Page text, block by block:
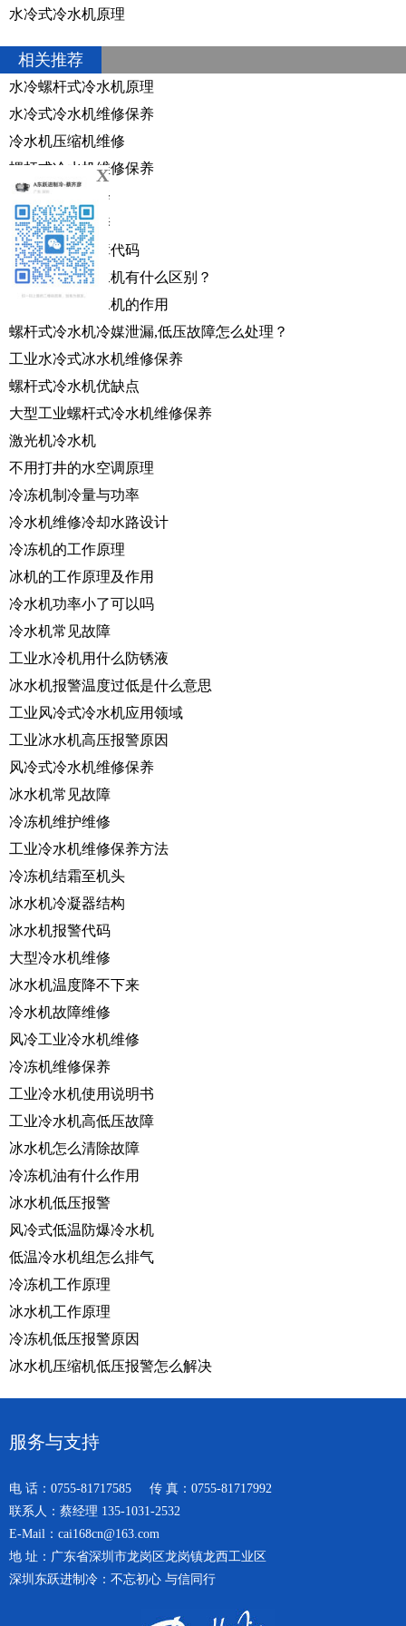
水冷式冷水机原理
相关推荐
水冷螺杆式冷水机原理
水冷式冷水机维修保养
冷水机压缩机维修
螺杆式冷水机维修保养
工业冷冻机维修
冰水机维修保养
工业冷水机故障代码
螺杆与涡旋冰水机有什么区别？
工业水冷式冷水机的作用
螺杆式冷水机冷媒泄漏,低压故障怎么处理？
工业水冷式冰水机维修保养
螺杆式冷水机优缺点
大型工业螺杆式冷水机维修保养
激光机冷水机
不用打井的水空调原理
冷冻机制冷量与功率
冷水机维修冷却水路设计
冷冻机的工作原理
冰机的工作原理及作用
冷水机功率小了可以吗
冷水机常见故障
工业水冷机用什么防锈液
冰水机报警温度过低是什么意思
工业风冷式冷水机应用领域
工业冰水机高压报警原因
风冷式冷水机维修保养
冰水机常见故障
冷冻机维护维修
工业冷水机维修保养方法
冷冻机结霜至机头
冰水机冷凝器结构
冰水机报警代码
大型冷水机维修
冰水机温度降不下来
冷水机故障维修
风冷工业冷水机维修
冷冻机维修保养
工业冷水机使用说明书
工业冷水机高低压故障
冰水机怎么清除故障
冷冻机油有什么作用
冰水机低压报警
风冷式低温防爆冷水机
低温冷水机组怎么排气
冷冻机工作原理
冰水机工作原理
冷冻机低压报警原因
冰水机压缩机低压报警怎么解决
服务与支持
电 话：0755-81717585 传 真：0755-81717992
联系人：蔡经理 135-1031-2532
E-Mail：cai168cn@163.com
地 址：广东省深圳市龙岗区龙岗镇龙西工业区
深圳东跃进制冷：不忘初心 与信同行
X